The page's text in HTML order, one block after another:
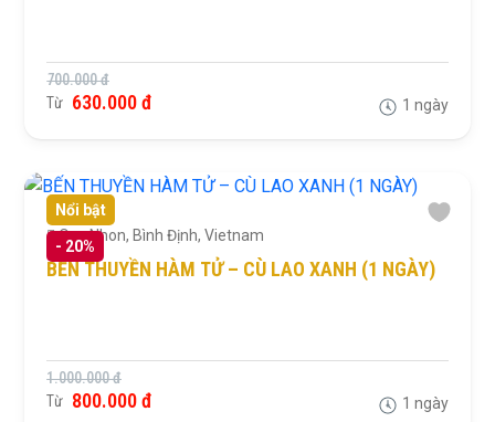
700.000 đ
Từ 630.000 đ 1 ngày
Nổi bật
- 20%
Quy Nhon, Bình Định, Vietnam
BẾN THUYỀN HÀM TỬ – CÙ LAO XANH (1 NGÀY)
1.000.000 đ
Từ 800.000 đ 1 ngày